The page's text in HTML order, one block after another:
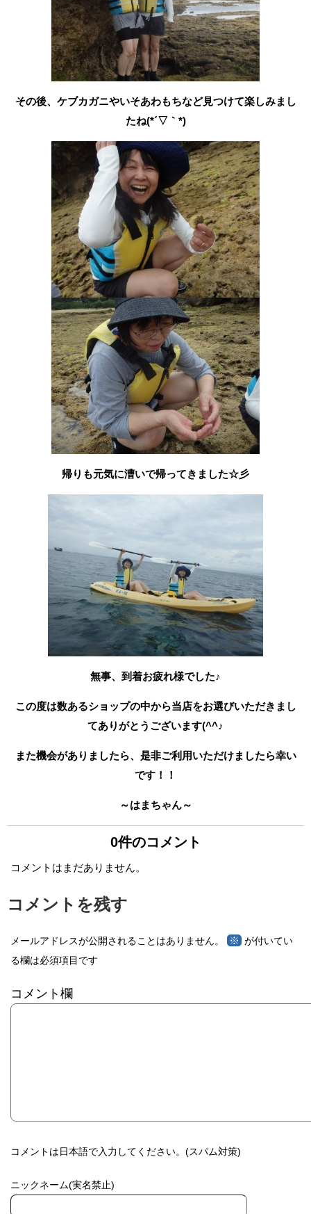
その後、ケブカガニやいそあわもちなど見つけて楽しみまし
たね(*´▽｀*)
帰りも元気に漕いで帰ってきました☆彡
無事、到着お疲れ様でした♪
この度は数あるショップの中から当店をお選びいただきまし
てありがとうございます(^^♪
また機会がありましたら、是非ご利用いただけましたら幸い
です！！
～はまちゃん～
0件のコメント
コメントはまだありません。
コメントを残す
メールアドレスが公開されることはありません。 ※ が付いてい
る欄は必須項目です
コメント欄
コメントは日本語で入力してください。(スパム対策)
ニックネーム(実名禁止)